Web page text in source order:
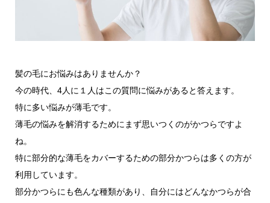
髪の毛にお悩みはありませんか？
今の時代、4人に１人はこの質問に悩みがあると答えます。
特に多い悩みが薄毛です。
薄毛の悩みを解消するためにまず思いつくのがかつらですよ
ね。
特に部分的な薄毛をカバーするための部分かつらは多くの方が
利用しています。
部分かつらにも色んな種類があり、自分にはどんなかつらが合